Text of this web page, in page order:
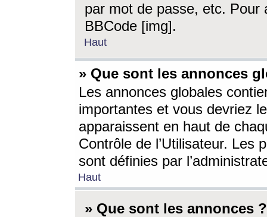
par mot de passe, etc. Pour
BBCode [img].
Haut
» Que sont les annonces
Les annonces globales
importantes et vous devriez
apparaissent en haut de
Contrôle de l’Utilisateur. Les
sont définies par
Haut
» Que sont les annonces ?